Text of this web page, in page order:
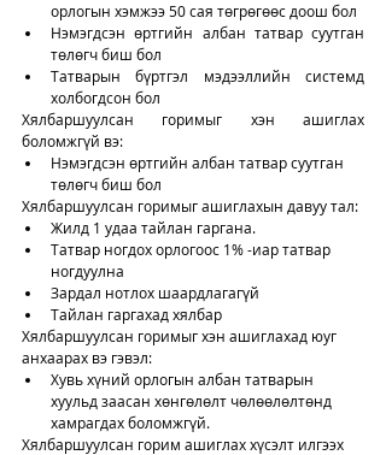
орлогын хэмжээ 50 сая төгрөгөөс доош бол
Нэмэгдсэн өртгийн албан татвар суутган
төлөгч биш бол
Татварын бүртгэл мэдээллийн системд
холбогдсон бол
Хялбаршуулсан горимыг хэн ашиглах
боломжгүй вэ:
Нэмэгдсэн өртгийн албан татвар суутган
төлөгч биш бол
Хялбаршуулсан горимыг ашиглахын давуу тал:
Жилд 1 удаа тайлан гаргана.
Татвар ногдох орлогоос 1% -иар татвар
ногдуулна
Зардал нотлох шаардлагагүй
Тайлан гаргахад хялбар
Хялбаршуулсан горимыг хэн ашиглахад юуг
анхаарах вэ гэвэл:
Хувь хүний орлогын албан татварын
хуульд заасан хөнгөлөлт чөлөөлөлтөнд
хамрагдах боломжгүй.
Хялбаршуулсан горим ашиглах хүсэлт илгээх